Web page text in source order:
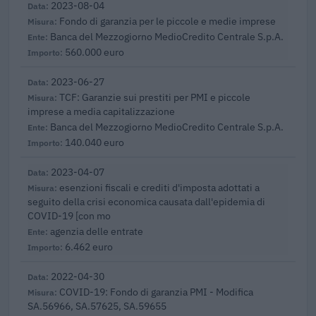
2023-08-04
Fondo di garanzia per le piccole e medie imprese
Banca del Mezzogiorno MedioCredito Centrale S.p.A.
560.000 euro
2023-06-27
TCF: Garanzie sui prestiti per PMI e piccole
imprese a media capitalizzazione
Banca del Mezzogiorno MedioCredito Centrale S.p.A.
140.040 euro
2023-04-07
esenzioni fiscali e crediti d'imposta adottati a
seguito della crisi economica causata dall'epidemia di
COVID-19 [con mo
agenzia delle entrate
6.462 euro
2022-04-30
COVID-19: Fondo di garanzia PMI - Modifica
SA.56966, SA.57625, SA.59655